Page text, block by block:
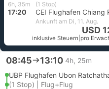
6h, 35m (1 Stop)
17:20 CEI Flughafen Chiang
Ankunft am Di, 11. Aug.
USD
inklusive Steuern pro
08:45 13:10 4h, 25m
UBP Flughafen Ubon
(1 Stop) | Flug+Flug